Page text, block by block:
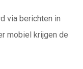
via berichten in
mobiel krijgen de